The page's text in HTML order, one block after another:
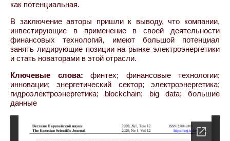
как потенциальная.
В заключение авторы пришли к выводу, что компании,
инвестирующие в применение в своей деятельности
финансовых технологий, имеют большой потенциал
занять лидирующие позиции на рынке электроэнергетики
и стать новаторами в этой отрасли.
Ключевые слова: финтех; финансовые технологии;
инновации; энергетический сектор; электроэнергетика;
гидроэлектроэнергетика; blockchain; big data; большие
данные